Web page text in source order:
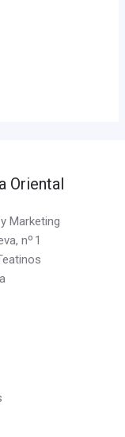
Oriental
Marketing
nº 1